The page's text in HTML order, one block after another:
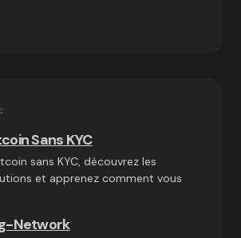
Sans KYC
sans KYC, découvrez les
et apprenez comment vous
Network